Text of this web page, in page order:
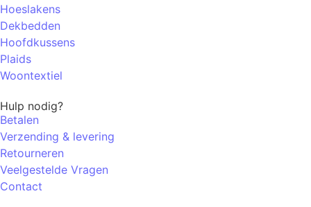
Hoeslakens
Dekbedden
Hoofdkussens
Plaids
Woontextiel
Hulp nodig?
Betalen
Verzending & levering
Retourneren
Veelgestelde Vragen
Contact